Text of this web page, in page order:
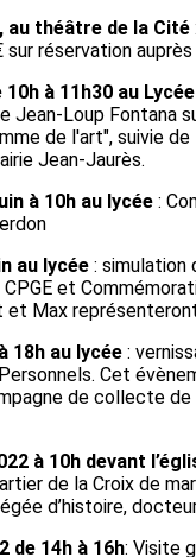
au théâtre de la Cité
sur réservation auprès
10h à 11h30 au
Jean-Loup Fontana
de l'art", suivie
Jean-Jaurès.
à 10h au lycée :
au lycée : simulation
et
et Max
18h au lycée :
Personnels. Cet
de collecte
à 10h devant
de la Croix de
d’histoire,
de 14h à 16h: Visite